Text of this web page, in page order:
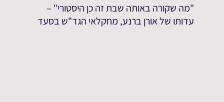
"מה שקורה באותה שבת זה כן היסטורי" –
עדותו של אורן ברנע, מחקלאי הגד"ש בסעד